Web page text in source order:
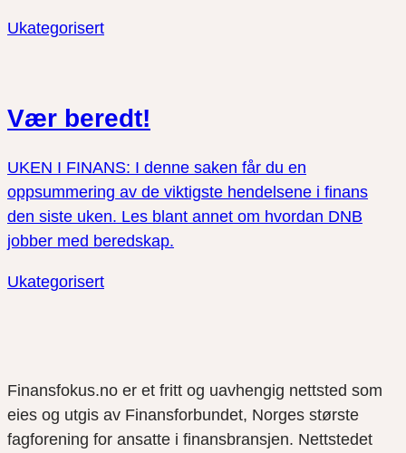
Ukategorisert
Vær beredt!
UKEN I FINANS: I denne saken får du en
oppsummering av de viktigste hendelsene i finans
den siste uken. Les blant annet om hvordan DNB
jobber med beredskap.
Ukategorisert
Finansfokus.no er et fritt og uavhengig nettsted som
eies og utgis av Finansforbundet, Norges største
fagforening for ansatte i finansbransjen. Nettstedet